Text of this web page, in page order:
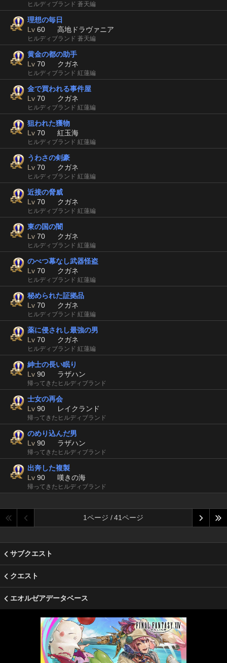
ヒルディブランド 蒼天編
理想の毎日
Lv 60 高地ドラヴァニア
ヒルディブランド 蒼天編
黄金の都の助手
Lv 70 クガネ
ヒルディブランド 紅蓮編
金で買われる事件屋
Lv 70 クガネ
ヒルディブランド 紅蓮編
狙われた獲物
Lv 70 紅玉海
ヒルディブランド 紅蓮編
うわさの剣豪
Lv 70 クガネ
ヒルディブランド 紅蓮編
近接の脅威
Lv 70 クガネ
ヒルディブランド 紅蓮編
東の国の闇
Lv 70 クガネ
ヒルディブランド 紅蓮編
のべつ幕なし武器怪盗
Lv 70 クガネ
ヒルディブランド 紅蓮編
秘められた証拠品
Lv 70 クガネ
ヒルディブランド 紅蓮編
薬に侵されし最強の男
Lv 70 クガネ
ヒルディブランド 紅蓮編
紳士の長い眠り
Lv 90 ラザハン
帰ってきたヒルディブランド
士女の再会
Lv 90 レイクランド
帰ってきたヒルディブランド
のめり込んだ男
Lv 90 ラザハン
帰ってきたヒルディブランド
出奔した複製
Lv 90 嘆きの海
帰ってきたヒルディブランド
1ページ / 41ページ
サブクエスト
クエスト
エオルゼアデータベース